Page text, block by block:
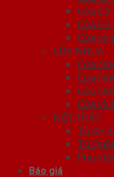
Cửa Gỗ
Cửa
Cửa
CỬA NHỰA
Cửa
Cửa
Cửa
Cửa
NỘI THẤT
Tủ Kệ
Tủ
Phụ
Báo giá